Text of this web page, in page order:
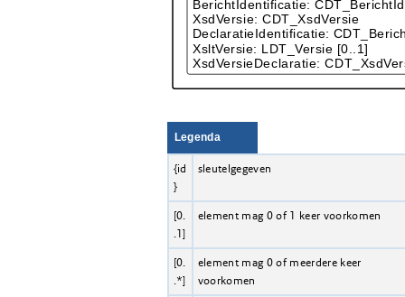
Legenda
{id
}
sleutelgegeven
[0.
.1]
element mag 0 of 1 keer voorkomen
[0.
.*]
element mag 0 of meerdere keer
voorkomen